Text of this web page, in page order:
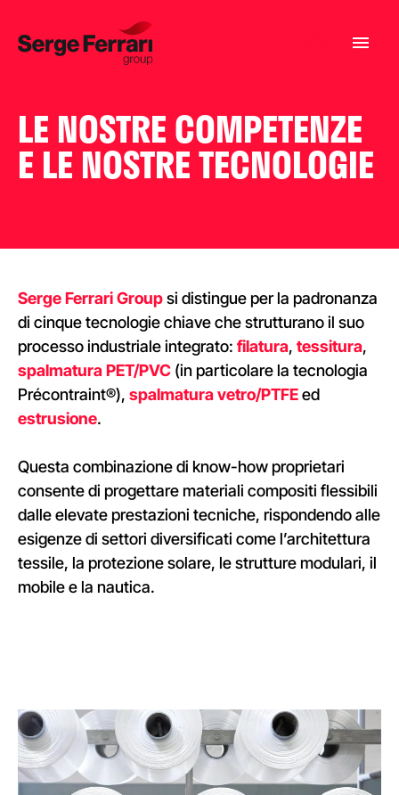
LE NOSTRE COMPETENZE
E LE NOSTRE TECNOLOGIE
Serge FerrariGroupsi distingue per la padronanza
di cinque tecnologie chiave che strutturano il suo
processo industriale integrato: filatura, tessitura,
spalmaturaPET/PVC (in particolare la tecnologia
Précontraint®), spalmatura vetro/PTFEed
estrusione.
Questa combinazione di know-how proprietari
consente di progettare materiali compositi flessibili
dalle elevate prestazioni tecniche, rispondendo alle
esigenze di settori diversificati come l’architettura
tessile, la protezione solare, le strutture modulari, il
mobile e la nautica.